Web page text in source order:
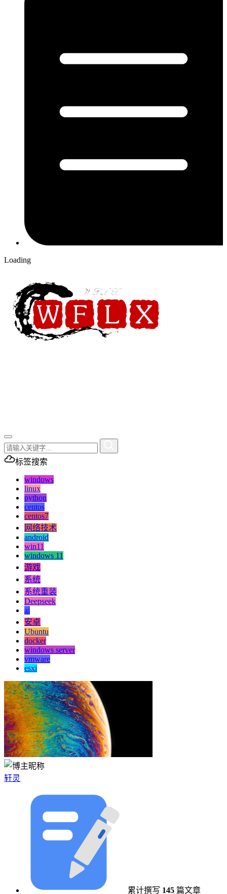
Loading
标签搜索
windows
linux
python
centos
centos7
网络技术
android
win11
windows 11
游戏
系统
系统重装
Deepseek
ai
安卓
Ubuntu
docker
windows server
vmware
esxi
轩灵
累计撰写 145 篇文章